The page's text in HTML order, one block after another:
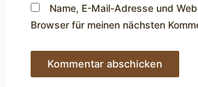
Name, E-Mail-Adresse und
Browser für meinen nächsten